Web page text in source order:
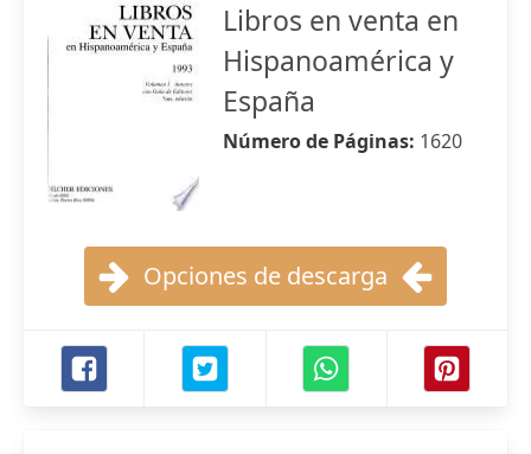
Libros en venta en
Hispanoamérica y
España
Número de Páginas: 1620
Opciones de descarga